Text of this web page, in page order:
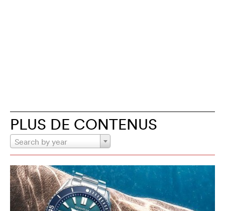
PLUS DE CONTENUS
Search by year